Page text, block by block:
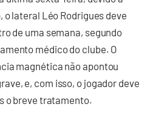
o lateral Léo Rodrigues deve
de uma semana, segundo
médico do clube. O
magnética não apontou
e, com isso, o jogador deve
o breve tratamento.